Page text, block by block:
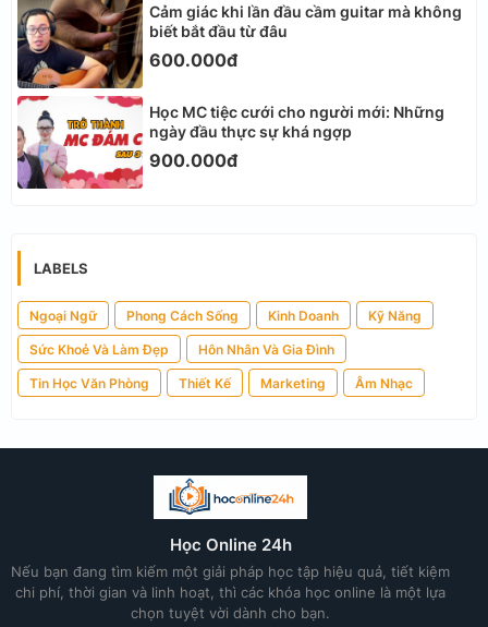
Cảm giác khi lần đầu cầm guitar mà không
biết bắt đầu từ đâu
600.000đ
Học MC tiệc cưới cho người mới: Những
ngày đầu thực sự khá ngợp
900.000đ
LABELS
Ngoại Ngữ Phong Cách Sống Kinh Doanh Kỹ Năng
Sức Khoẻ Và Làm Đẹp Hôn Nhân Và Gia Đình
Tin Học Văn Phòng Thiết Kế Marketing Âm Nhạc
Học Online 24h
Nếu bạn đang tìm kiếm một giải pháp học tập hiệu quả, tiết kiệm
chi phí, thời gian và linh hoạt, thì các khóa học online là một lựa
chọn tuyệt vời dành cho bạn.